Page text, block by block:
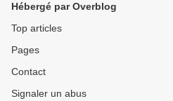
Hébergé par Overblog
Top articles
Pages
Contact
Signaler un abus